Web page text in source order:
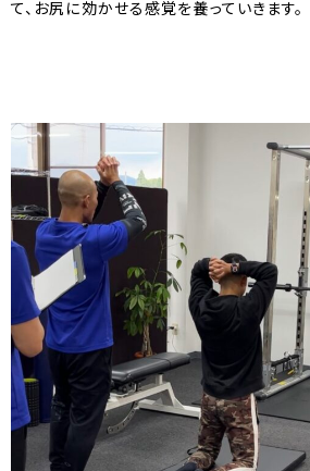
て、お尻に効かせる感覚を養っていきます。